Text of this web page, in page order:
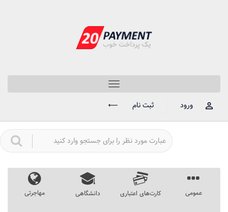
Toggle
navigation
ورود
ثبت نام
عمومی کارت‌های اعتباری دانشگاهی مهاجرتی